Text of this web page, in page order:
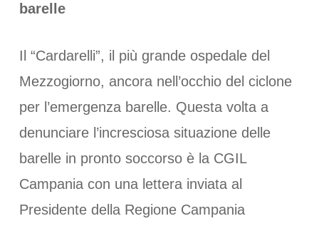
barelle
Il “Cardarelli”, il più grande ospedale del
Mezzogiorno, ancora nell’occhio del ciclone
per l’emergenza barelle. Questa volta a
denunciare l’incresciosa situazione delle
barelle in pronto soccorso è la CGIL
Campania con una lettera inviata al
Presidente della Regione Campania